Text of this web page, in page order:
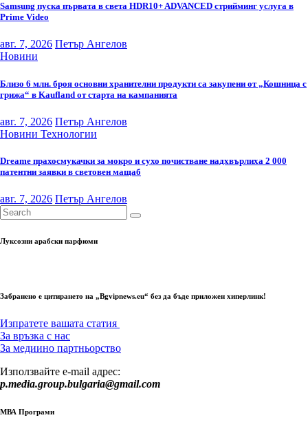
Samsung пуска първата в света HDR10+ ADVANCED стрийминг услуга в
Prime Video
авг. 7, 2026 Петър Ангелов
Новини
Близо 6 млн. броя основни хранителни продукти са закупени от „Кошница с
грижа“ в Kaufland от старта на кампанията
авг. 7, 2026 Петър Ангелов
Новини Технологии
Dreame прахосмукачки за мокро и сухо почистване надхвърлиха 2 000
патентни заявки в световен мащаб
авг. 7, 2026 Петър Ангелов
Луксозни арабски парфюми
Забранено е цитирането на „Bgvipnews.eu“ без да бъде приложен хиперлинк!
Изпратете вашата статия
За връзка с нас
За медиино партньорство
Използвайте e-mail адрес:
p.media.group.bulgaria@gmail.com
МВА Програми